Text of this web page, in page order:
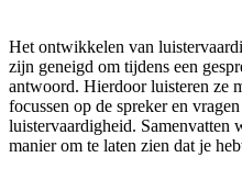
Het ontwikkelen van
zijn geneigd om tijdens een
antwoord. Hierdoor luisteren ze
focussen op de spreker en
luistervaardigheid. Samenvatten
manier om te laten zien dat je